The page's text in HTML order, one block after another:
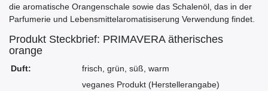
die aromatische Orangenschale sowie das Schalenöl, das in der
Parfumerie und Lebensmittelaromatisiserung Verwendung findet.
Produkt Steckbrief: PRIMAVERA ätherisches
orange
Duft: frisch, grün, süß, warm
veganes Produkt (Herstellerangabe)